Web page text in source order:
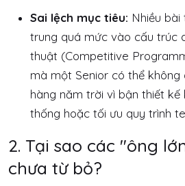
Sai lệch mục tiêu: Nhiều
trung quá mức vào cấu trúc
thuật (Competitive
mà một Senior có thể không
hàng năm trời vì bận thiết kế
thống hoặc tối ưu quy trình
2. Tại sao các "ông
chưa từ bỏ?